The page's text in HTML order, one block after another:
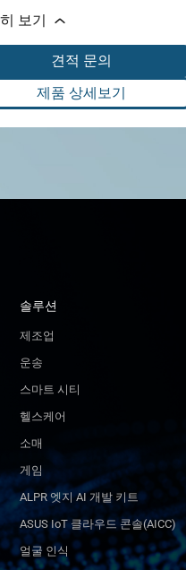
보기
견적 문의
제품 상세보기
솔루션
제조업
운송
스마트 시티
헬스케어
소매
게임
ALPR 엣지 AI 개발 키트
ASUS IoT 클라우드 콘솔(AICC)
얼굴 인식